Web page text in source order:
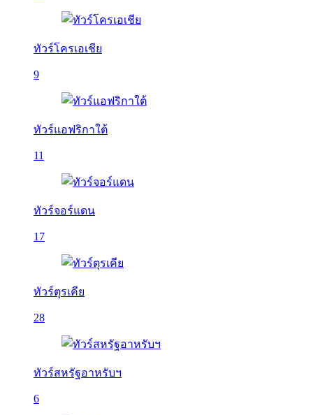
ทัวร์โครเอเชีย
9
ทัวร์แอฟริกาใต้
11
ทัวร์จอร์แดน
17
ทัวร์ตุรเคีย
28
ทัวร์สหรัฐอาหรับฯ
6